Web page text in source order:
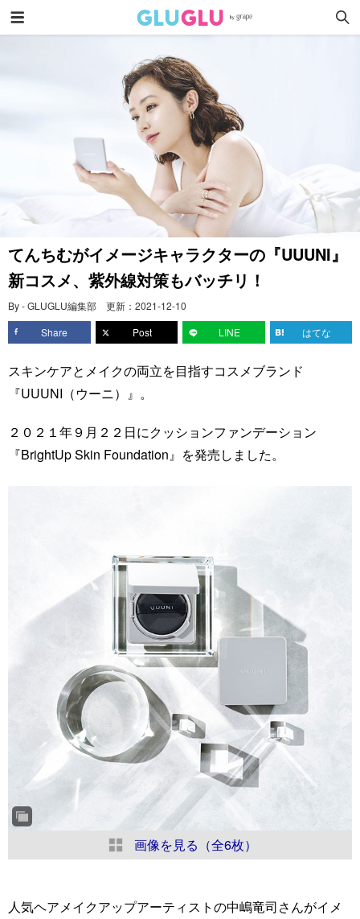
てんちむがイメージキャラクターの『UUUNI』
新コスメ、紫外線対策もバッチリ！
By - GLUGLU編集部 更新： 2021-12-10
Share
Post LINE はてな
スキンケアとメイクの両立を目指すコスメブランド
『UUUNI（ウーニ）』。
２０２１年９月２２日にクッションファンデーション
『BrightUp Skin Foundation』を発売しました。
画像を見る（全6枚）
人気ヘアメイクアップアーティストの中嶋竜司さんがイメ